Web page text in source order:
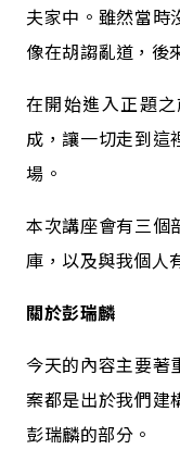
夫家中。雖然當時
像在胡謅亂道，後
在開始進入正題
成，讓一切走到這
場。
本次講座會有三個
庫，以及與我個人
關於彭瑞麟
今天的內容主要著
案都是出於我們建
彭瑞麟的部分。